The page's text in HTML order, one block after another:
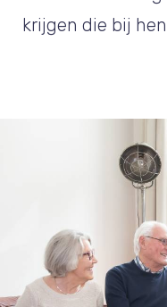
krijgen die bij